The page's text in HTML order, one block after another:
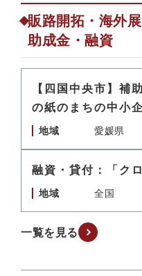
販路開拓・海外
助成金・融資
【四国中央市】補
の紙のまちの中小
地域 愛媛県
融資・貸付：「ク
地域 全国
一覧を見る